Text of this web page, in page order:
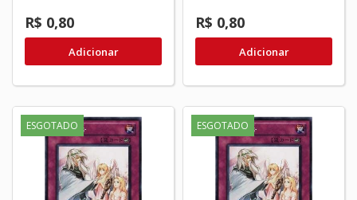
R$ 0,80
Adicionar
R$ 0,80
Adicionar
ESGOTADO ESGOTADO